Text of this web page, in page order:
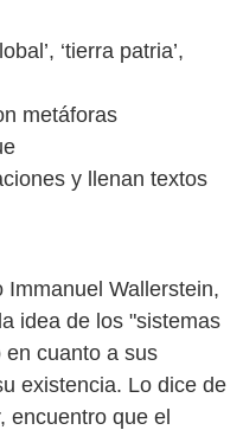
‘tierra patria’,
metáforas
y llenan textos
Wallerstein,
idea de los "sistemas
en cuanto a sus
existencia. Lo dice de
encuentro que el